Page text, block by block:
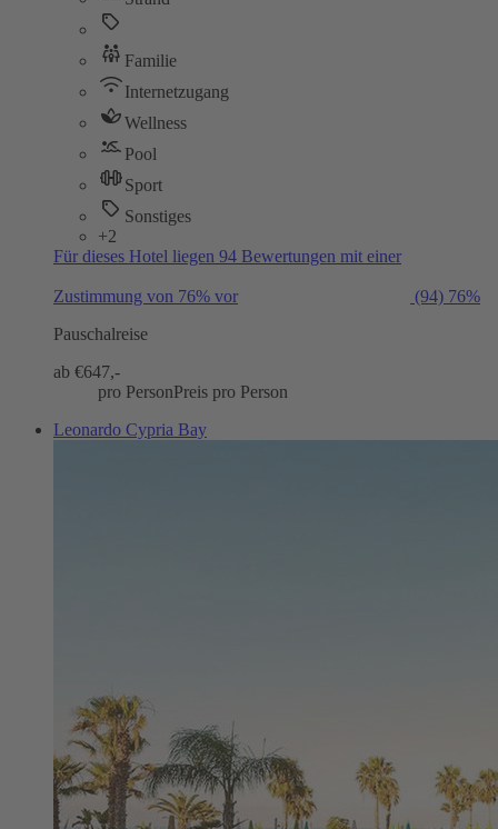
Familie
Internetzugang
Wellness
Pool
Sport
Sonstiges
+2
Für dieses Hotel liegen 94 Bewertungen mit einer
Zustimmung von 76% vor (94) 76%
Pauschalreise
ab €647,-
pro PersonPreis pro Person
Leonardo Cypria Bay